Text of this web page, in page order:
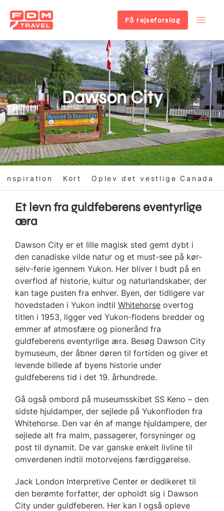
Gå
til
hovedindhold
Få rejseforslag
Dawson City
Inspiration Kort Oplev det vestlige Canada
Et levn fra guldfeberens eventyrlige
æra
Dawson City er et lille magisk sted gemt dybt i
den canadiske vilde natur og et must-see på kør-
selv-ferie igennem Yukon. Her bliver I budt på en
overflod af historie, kultur og naturlandskaber, der
kan tage pusten fra enhver. Byen, der tidligere var
hovedstaden i Yukon indtil Whitehorse overtog
titlen i 1953, ligger ved Yukon-flodens bredder og
emmer af atmosfære og pionerånd fra
guldfeberens eventyrlige æra. Besøg Dawson City
bymuseum, der åbner døren til fortiden og giver et
levende billede af byens historie under
guldfeberens tid i det 19. århundrede.
Gå også ombord på museumsskibet SS Keno – den
sidste hjuldamper, der sejlede på Yukonfloden fra
Whitehorse. Den var én af mange hjuldampere, der
sejlede alt fra malm, passagerer, forsyninger og
post til dynamit. De var ganske enkelt livline til
omverdenen indtil motorvejens færdiggørelse.
Jack London Interpretive Center er dedikeret til
den berømte forfatter, der opholdt sig i Dawson
City under guldfeberen. Her kan I også opleve